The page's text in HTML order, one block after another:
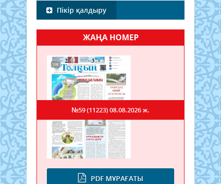
Пікір қалдыру
ЖАҢА НОМЕР
PDF МҰРАҒАТЫ
№59 (11223)08.08.2026 ж.